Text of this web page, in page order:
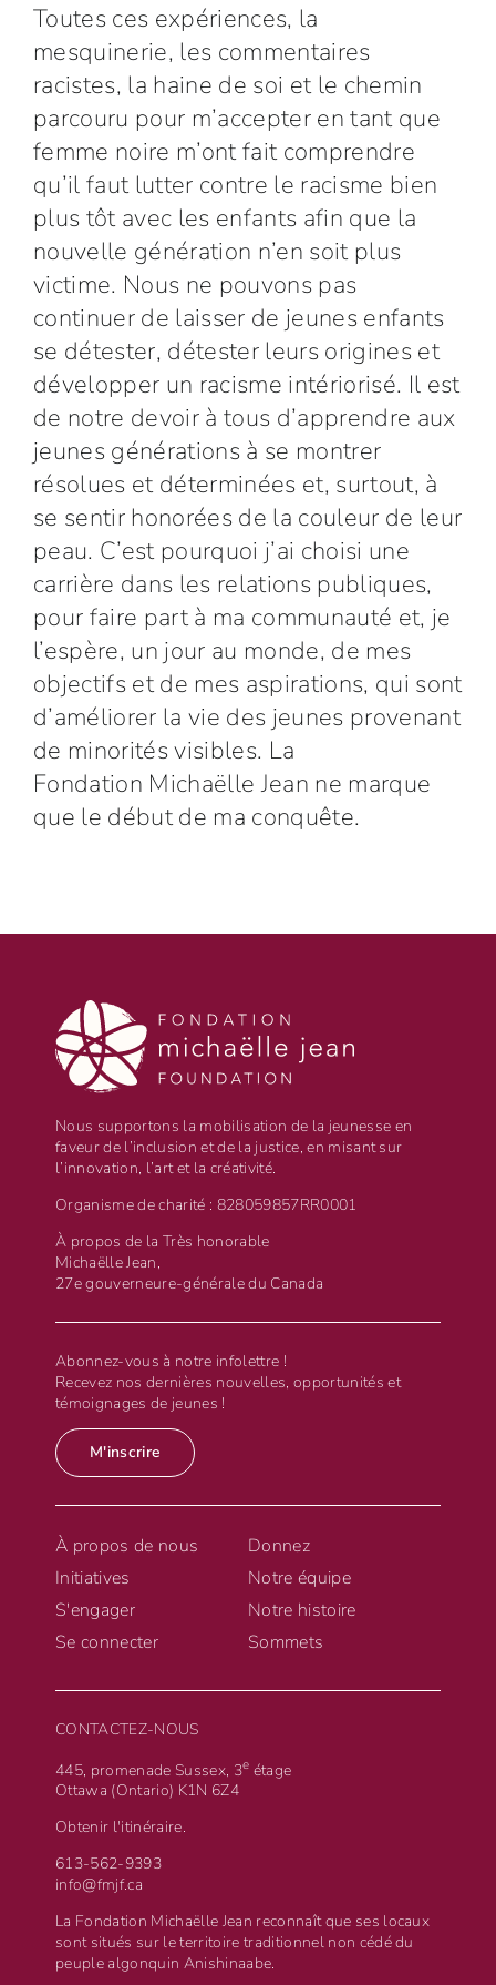
Toutes ces expériences, la
mesquinerie, les commentaires
racistes, la haine de soi et le chemin
parcouru pour m’accepter en tant que
femme noire m’ont fait comprendre
qu’il faut lutter contre le racisme bien
plus tôt avec les enfants afin que la
nouvelle génération n’en soit plus
victime. Nous ne pouvons pas
continuer de laisser de jeunes enfants
se détester, détester leurs origines et
développer un racisme intériorisé. Il est
de notre devoir à tous d’apprendre aux
jeunes générations à se montrer
résolues et déterminées et, surtout, à
se sentir honorées de la couleur de leur
peau. C’est pourquoi j’ai choisi une
carrière dans les relations publiques,
pour faire part à ma communauté et, je
l’espère, un jour au monde, de mes
objectifs et de mes aspirations, qui sont
d’améliorer la vie des jeunes provenant
de minorités visibles. La
Fondation Michaëlle Jean ne marque
que le début de ma conquête.
Nous supportons la mobilisation de la jeunesse en
faveur de l’inclusion et de la justice, en misant sur
l’innovation, l’art et la créativité.
Organisme de charité : 828059857RR0001
À propos de la Très honorable
Michaëlle Jean,
27e gouverneure-générale du Canada
Abonnez-vous à notre infolettre !
Recevez nos dernières nouvelles, opportunités et
témoignages de jeunes !
M'inscrire
À propos de nous
Initiatives
S'engager
Se connecter
Donnez
Notre équipe
Notre histoire
Sommets
CONTACTEZ-NOUS
445, promenade Sussex, 3e étage
Ottawa (Ontario) K1N 6Z4
Obtenir l'itinéraire.
613-562-9393
info@fmjf.ca
La Fondation Michaëlle Jean reconnaît que ses locaux
sont situés sur le territoire traditionnel non cédé du
peuple algonquin Anishinaabe.